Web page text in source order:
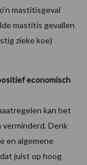
mastitisgeval
mastitis gevallen
zieke koe)
economisch
kan het
Denk
en algemene
juist op hoog